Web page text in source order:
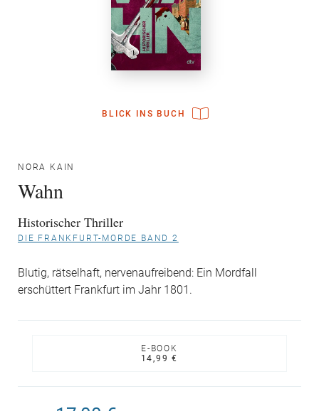
BLICK INS BUCH
NORA KAIN
Wahn
Historischer Thriller
DIE FRANKFURT-MORDE BAND 2
Blutig, rätselhaft, nervenaufreibend: Ein Mordfall
erschüttert Frankfurt im Jahr 1801.
E-BOOK
14,99 €